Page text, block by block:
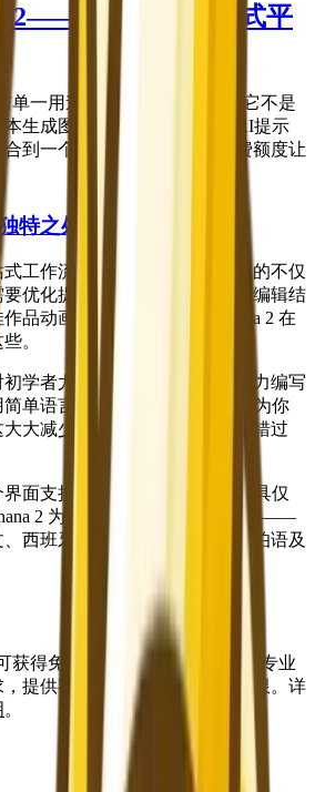
2——最佳免费一站式平
单一用途生成器不同的方式。它不是
本生成图像 图像生成图像
AI提示
合到一个平台中——并提供免费额度让
特之处
工作流程。大多数创作者需要的不仅
优化提示词、转换现有图像、编辑结
品动画化为视频。Nano Banana 2 在
。
初学者尤其有价值。你不需要费力编写
单语言描述你的想法，AI就会为你
大减少了困扰新用户的反复试错过
面支持 26种语言
。大多数AI工具仅
2 为全球用户提供本地化体验——
西班牙语、法语、德语、阿拉伯语及
可获得免费额度——无需信用卡。专业
提供额外功能和更高的生成上限。详
。